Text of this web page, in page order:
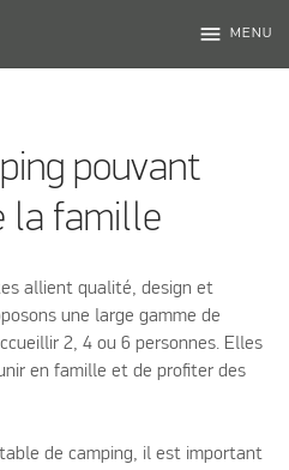
menu MENU
pouvant
la famille
allient qualité, design et
une large gamme de
2, 4 ou 6 personnes. Elles
en famille et de profiter des
de camping, il est important